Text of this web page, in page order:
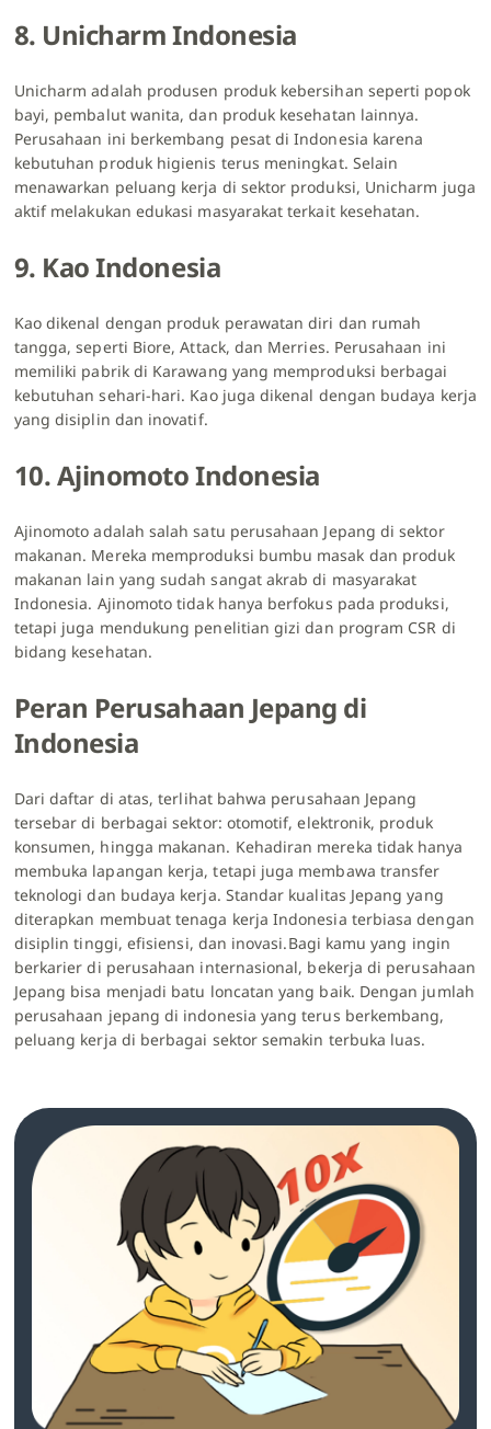
8. Unicharm Indonesia
Unicharm adalah produsen produk kebersihan seperti popok
bayi, pembalut wanita, dan produk kesehatan lainnya.
Perusahaan ini berkembang pesat di Indonesia karena
kebutuhan produk higienis terus meningkat. Selain
menawarkan peluang kerja di sektor produksi, Unicharm juga
aktif melakukan edukasi masyarakat terkait kesehatan.
9. Kao Indonesia
Kao dikenal dengan produk perawatan diri dan rumah
tangga, seperti Biore, Attack, dan Merries. Perusahaan ini
memiliki pabrik di Karawang yang memproduksi berbagai
kebutuhan sehari-hari. Kao juga dikenal dengan budaya kerja
yang disiplin dan inovatif.
10. Ajinomoto Indonesia
Ajinomoto adalah salah satu perusahaan Jepang di sektor
makanan. Mereka memproduksi bumbu masak dan produk
makanan lain yang sudah sangat akrab di masyarakat
Indonesia. Ajinomoto tidak hanya berfokus pada produksi,
tetapi juga mendukung penelitian gizi dan program CSR di
bidang kesehatan.
Peran Perusahaan Jepang di
Indonesia
Dari daftar di atas, terlihat bahwa perusahaan Jepang
tersebar di berbagai sektor: otomotif, elektronik, produk
konsumen, hingga makanan. Kehadiran mereka tidak hanya
membuka lapangan kerja, tetapi juga membawa transfer
teknologi dan budaya kerja. Standar kualitas Jepang yang
diterapkan membuat tenaga kerja Indonesia terbiasa dengan
disiplin tinggi, efisiensi, dan inovasi.Bagi kamu yang ingin
berkarier di perusahaan internasional, bekerja di perusahaan
Jepang bisa menjadi batu loncatan yang baik. Dengan jumlah
perusahaan jepang di indonesia yang terus berkembang,
peluang kerja di berbagai sektor semakin terbuka luas.